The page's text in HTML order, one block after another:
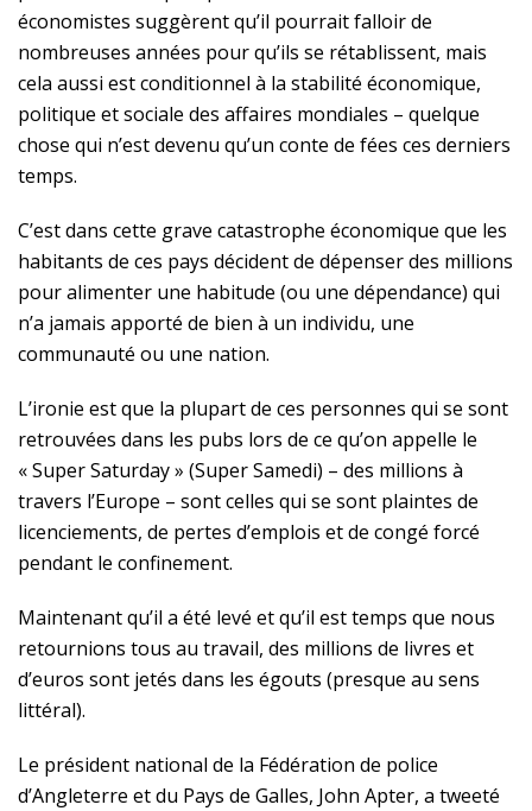
économistes suggèrent qu’il pourrait falloir de
nombreuses années pour qu’ils se rétablissent, mais
cela aussi est conditionnel à la stabilité économique,
politique et sociale des affaires mondiales – quelque
chose qui n’est devenu qu’un conte de fées ces derniers
temps.
C’est dans cette grave catastrophe économique que les
habitants de ces pays décident de dépenser des millions
pour alimenter une habitude (ou une dépendance) qui
n’a jamais apporté de bien à un individu, une
communauté ou une nation.
L’ironie est que la plupart de ces personnes qui se sont
retrouvées dans les pubs lors de ce qu’on appelle le
« Super Saturday » (Super Samedi) – des millions à
travers l’Europe – sont celles qui se sont plaintes de
licenciements, de pertes d’emplois et de congé forcé
pendant le confinement.
Maintenant qu’il a été levé et qu’il est temps que nous
retournions tous au travail, des millions de livres et
d’euros sont jetés dans les égouts (presque au sens
littéral).
Le président national de la Fédération de police
d’Angleterre et du Pays de Galles, John Apter, a tweeté